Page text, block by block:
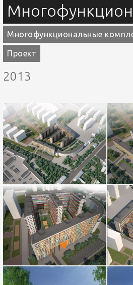
Многофункциональные
Проект
2013